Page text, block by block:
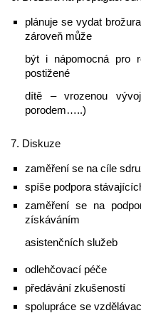
plánuje se vydat
zároveň může
být i nápomocná pro
postižené
dítě – vrozenou
porodem…..)
7. Diskuze
zaměření se na cíle
spíše podpora
zaměření se na
získáváním
asistenčních služeb
odlehčovací péče
předávání zkušeností
spolupráce se